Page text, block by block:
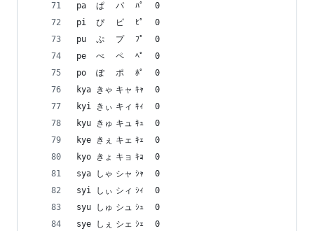
pa	ぱ	パ	ﾊﾟ	0
pi	ぴ	ピ	ﾋﾟ	0
pu	ぷ	プ	ﾌﾟ	0
pe	ぺ	ペ	ﾍﾟ	0
po	ぽ	ポ	ﾎﾟ	0
kya	きゃ	キャ	ｷｬ	0
kyi	きぃ	キィ	ｷｨ	0
kyu	きゅ	キュ	ｷｭ	0
kye	きぇ	キェ	ｷｪ	0
kyo	きょ	キョ	ｷｮ	0
sya	しゃ	シャ	ｼｬ	0
syi	しぃ	シィ	ｼｨ	0
syu	しゅ	シュ	ｼｭ	0
sye	しぇ	シェ	ｼｪ	0